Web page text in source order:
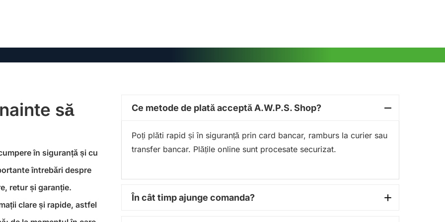
să
în siguranță și cu
întrebări despre
retur și garanție.
clare și rapide, astfel
Ce metode de plată acceptă A.W.P.S. Shop?
Poți plăti rapid și în siguranță prin card bancar, ramburs la curier sau
transfer bancar. Plățile online sunt procesate securizat.
În cât timp ajunge comanda?